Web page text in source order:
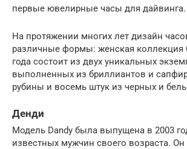
первые ювелирные часы для дайвинга.
На протяжении многих лет дизайн
различные формы: женская коллекция
года состоит из двух уникальных
выполненных из бриллиантов и
рубины и восемь штук из черных и
Денди
Модель Dandy была выпущена в 2003
известных мужчин своего возраста.